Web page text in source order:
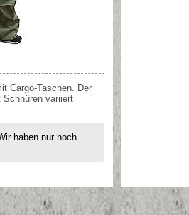
Cargo-Taschen. Der
Schnüren variiert
haben nur noch